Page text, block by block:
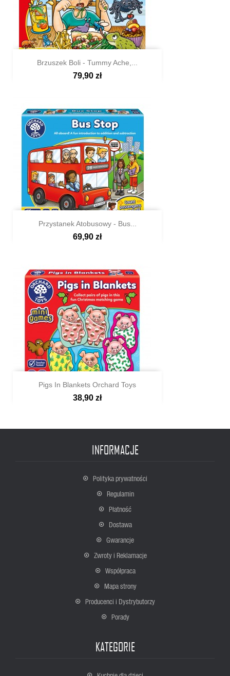
Szybki podgląd
Brzuszek Boli - Tummy Ache,...
79,90 zł
Szybki podgląd
Przystanek Atobusowy - Bus...
69,90 zł
Szybki podgląd
Pigs In Blankets Orchard Toys
38,90 zł
INFORMACJE
Polityka prywatności
Regulamin
Płatność
Dostawa
Gwarancje
Zwroty i Reklamacje
Współpraca
Mapa strony
Producenci i Dystrybutorzy
Porady
KATEGORIE